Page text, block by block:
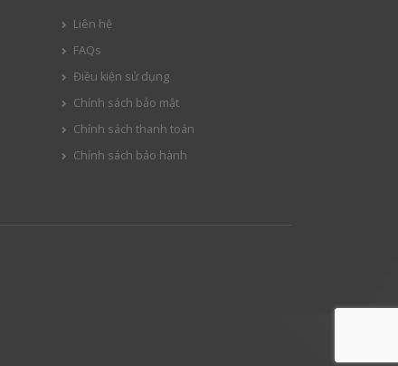
Liên hệ
FAQs
Điều kiện sử dụng
Chính sách bảo mật
Chính sách thanh toán
Chính sách bảo hành